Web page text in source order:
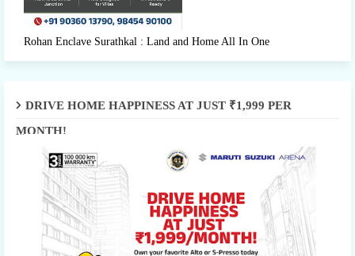
Rohan Enclave Surathkal : Land and Home All In One
DRIVE HOME HAPPINESS AT JUST ₹1,999 PER
MONTH!